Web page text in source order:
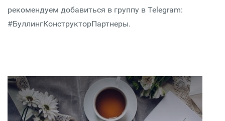
рекомендуем добавиться в группу в Telegram:
#БуллингКонструкторПартнеры.